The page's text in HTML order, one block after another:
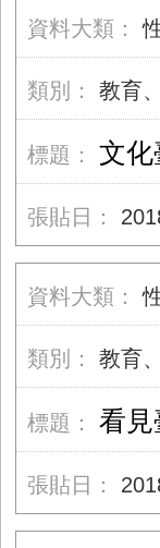
教育
文化
教育
看見